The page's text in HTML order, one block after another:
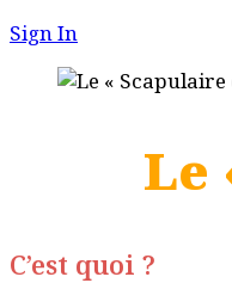
Sign In
Le
C’est quoi ?